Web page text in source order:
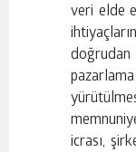
veri elde
doğrudan
icrası,